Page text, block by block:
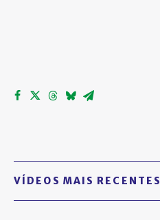
VÍDEOS MAIS RECENTES